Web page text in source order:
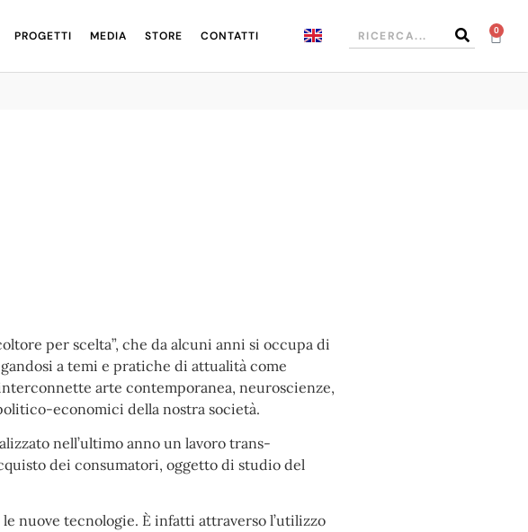
PROGETTI MEDIA STORE CONTATTI 0
per scelta”, che da alcuni anni si occupa di
a temi e pratiche di attualità come
arte contemporanea, neuroscienze,
economici della nostra società.
nell’ultimo anno un lavoro trans-
dei consumatori, oggetto di studio del
nuove tecnologie. È infatti attraverso l’utilizzo